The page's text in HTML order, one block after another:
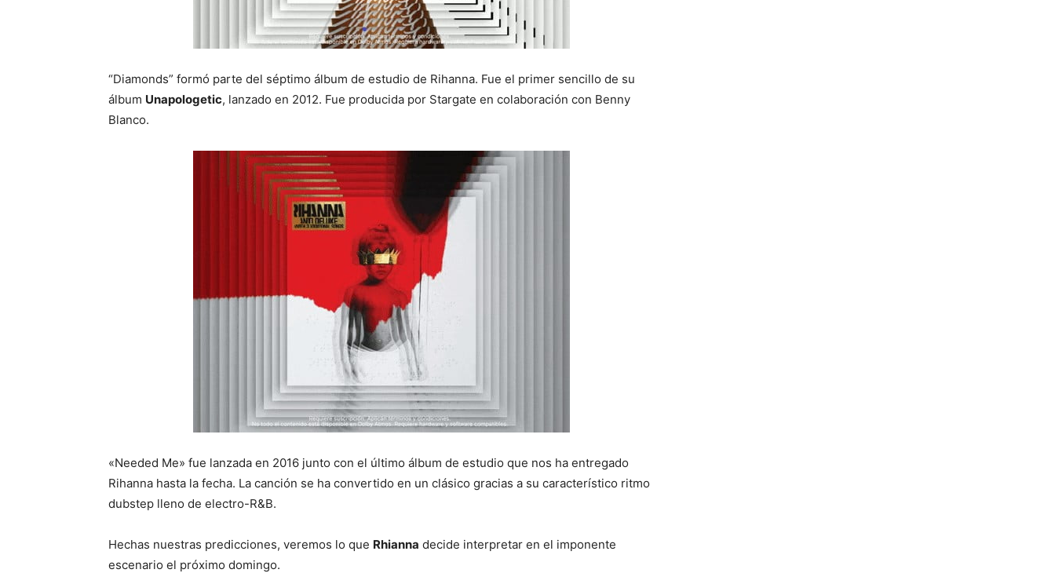
“Diamonds” formó parte del séptimo álbum de estudio de Rihanna. Fue el primer sencillo de su
álbum Unapologetic, lanzado en 2012. Fue producida por Stargate en colaboración con Benny
Blanco.
«Needed Me» fue lanzada en 2016 junto con el último álbum de estudio que nos ha entregado
Rihanna hasta la fecha. La canción se ha convertido en un clásico gracias a su característico ritmo
dubstep lleno de electro-R&B.
Hechas nuestras predicciones, veremos lo que Rhianna decide interpretar en el imponente
escenario el próximo domingo.